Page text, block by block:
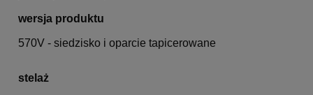
wersja produktu
570V - siedzisko i oparcie tapicerowane
stelaż